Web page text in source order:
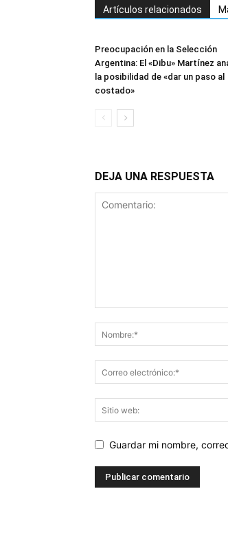
Artículos relacionados
Preocupación en la Selección
Argentina: El «Dibu» Martínez
la posibilidad de «dar un paso al
costado»
DEJA UNA RESPUESTA
Guardar mi nombre,